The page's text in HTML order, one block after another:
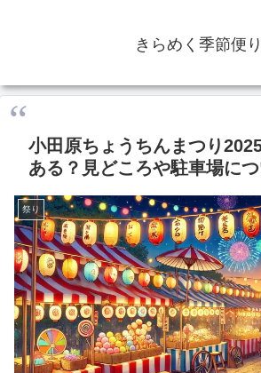
きらめく季節便り
小田原ちょうちんまつり
ある？見どころや駐車場に
祭り